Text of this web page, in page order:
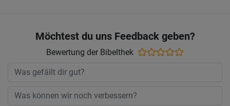
Möchtest du uns Feedback geben?
Bewertung der Bibelthek